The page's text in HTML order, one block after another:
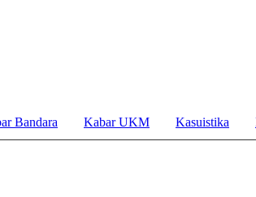
Bandara Kabar UKM Kasuistika